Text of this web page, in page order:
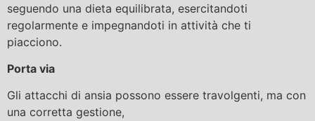
seguendo una dieta equilibrata, esercitandoti
regolarmente e impegnandoti in attività che ti
piacciono.
Porta via
Gli attacchi di ansia possono essere travolgenti, ma con
una corretta gestione,